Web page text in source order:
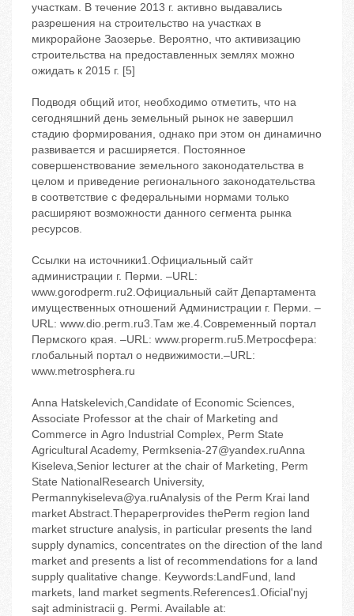
участкам. В течение 2013 г. активно выдавались
разрешения на строительство на участках в
микрорайоне Заозерье. Вероятно, что активизацию
строительства на предоставленных землях можно
ожидать к 2015 г. [5]
Подводя общий итог, необходимо отметить, что на
сегодняшний день земельный рынок не завершил
стадию формирования, однако при этом он динамично
развивается и расширяется. Постоянное
совершенствование земельного законодательства в
целом и приведение регионального законодательства
в соответствие с федеральными нормами только
расширяют возможности данного сегмента рынка
ресурсов.
Ссылки на источники1.Официальный сайт
администрации г. Перми. –URL:
www.gorodperm.ru2.Официальный сайт Департамента
имущественных отношений Администрации г. Перми. –
URL: www.dio.perm.ru3.Там же.4.Современный портал
Пермского края. –URL: www.properm.ru5.Метросфера:
глобальный портал о недвижимости.–URL:
www.metrosphera.ru
Anna Hatskelevich,Candidate of Economic Sciences,
Associate Professor at the chair of Marketing and
Commerce in Agro Industrial Complex, Perm State
Agricultural Academy, Permksenia-27@yandex.ruAnna
Kiseleva,Senior lecturer at the chair of Marketing, Perm
State NationalResearch University,
Permannykiseleva@ya.ruAnalysis of the Perm Krai land
market Abstract.Thepaperprovides thePerm region land
market structure analysis, in particular presents the land
supply dynamics, concentrates on the direction of the land
market and presents a list of recommendations for a land
supply qualitative change. Keywords:LandFund, land
markets, land market segments.References1.Oficial'nyj
sajt administracii g. Permi. Available at: